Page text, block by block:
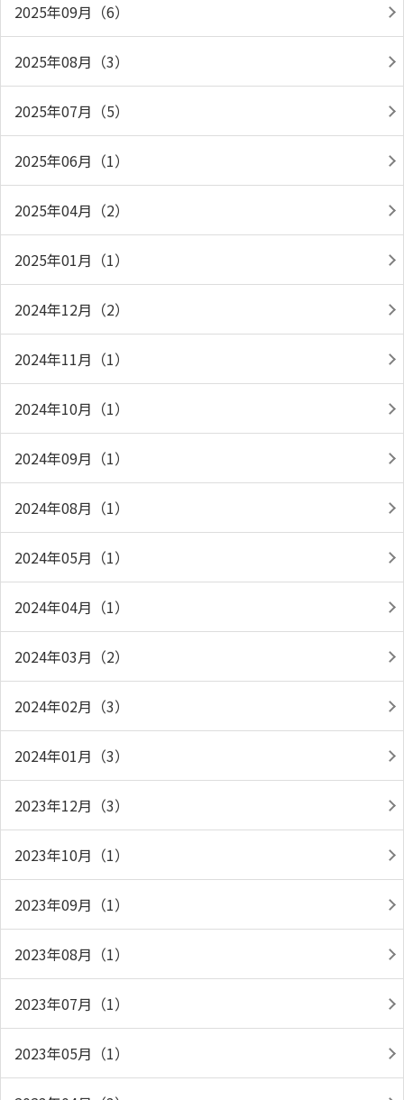
2025年09月（6）
2025年08月（3）
2025年07月（5）
2025年06月（1）
2025年04月（2）
2025年01月（1）
2024年12月（2）
2024年11月（1）
2024年10月（1）
2024年09月（1）
2024年08月（1）
2024年05月（1）
2024年04月（1）
2024年03月（2）
2024年02月（3）
2024年01月（3）
2023年12月（3）
2023年10月（1）
2023年09月（1）
2023年08月（1）
2023年07月（1）
2023年05月（1）